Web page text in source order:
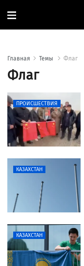
Главная Темы Флаг
Флаг
ПРОИСШЕСТВИЯ
КАЗАХСТАН
КАЗАХСТАН